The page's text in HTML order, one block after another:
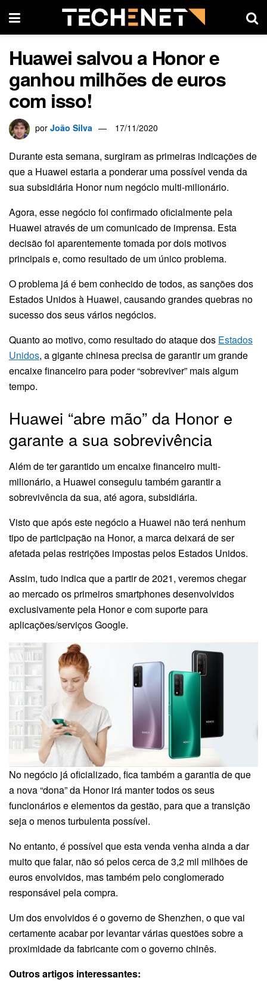
Huawei salvou a Honor e
ganhou milhões de euros
com isso!
por João Silva 17/11/2020
Durante esta semana, surgiram as primeiras indicações de
que a Huawei estaria a ponderar uma possível venda da
sua subsidiária Honor num negócio multi-milionário.
Agora, esse negócio foi confirmado oficialmente pela
Huawei através de um comunicado de imprensa. Esta
decisão foi aparentemente tomada por dois motivos
principais e, como resultado de um único problema.
O problema já é bem conhecido de todos, as sanções dos
Estados Unidos à Huawei, causando grandes quebras no
sucesso dos seus vários negócios.
Quanto ao motivo, como resultado do ataque dos Estados
Unidos, a gigante chinesa precisa de garantir um grande
encaixe financeiro para poder “sobreviver” mais algum
tempo.
Huawei “abre mão” da Honor e
garante a sua sobrevivência
Além de ter garantido um encaixe financeiro multi-
milionário, a Huawei conseguiu também garantir a
sobrevivência da sua, até agora, subsidiária.
Visto que após este negócio a Huawei não terá nenhum
tipo de participação na Honor, a marca deixará de ser
afetada pelas restrições impostas pelos Estados Unidos.
Assim, tudo indica que a partir de 2021, veremos chegar
ao mercado os primeiros smartphones desenvolvidos
exclusivamente pela Honor e com suporte para
aplicações/serviços Google.
No negócio já oficializado, fica também a garantia de que
a nova “dona” da Honor irá manter todos os seus
funcionários e elementos da gestão, para que a transição
seja o menos turbulenta possível.
No entanto, é possível que esta venda venha ainda a dar
muito que falar, não só pelos cerca de 3,2 mil milhões de
euros envolvidos, mas também pelo conglomerado
responsável pela compra.
Um dos envolvidos é o governo de Shenzhen, o que vai
certamente acabar por levantar várias questões sobre a
proximidade da fabricante com o governo chinês.
Outros artigos interessantes: